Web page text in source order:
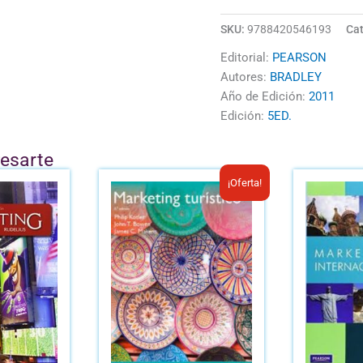
SKU: 9788420546193
Editorial: PEARSON
Autores: BRADLEY
Año de Edición: 2011
Edición: 5ED.
¡Oferta!
El
precio
original
era:
B/.52.22.
El
precio
actual
es:
B/.35.00.